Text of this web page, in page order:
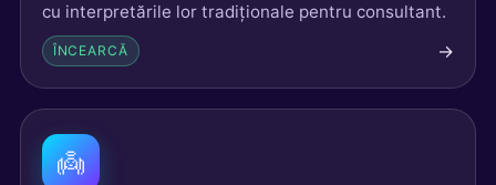
cu interpretările lor tradiționale pentru consultant.
ÎNCEARCĂ →
👼